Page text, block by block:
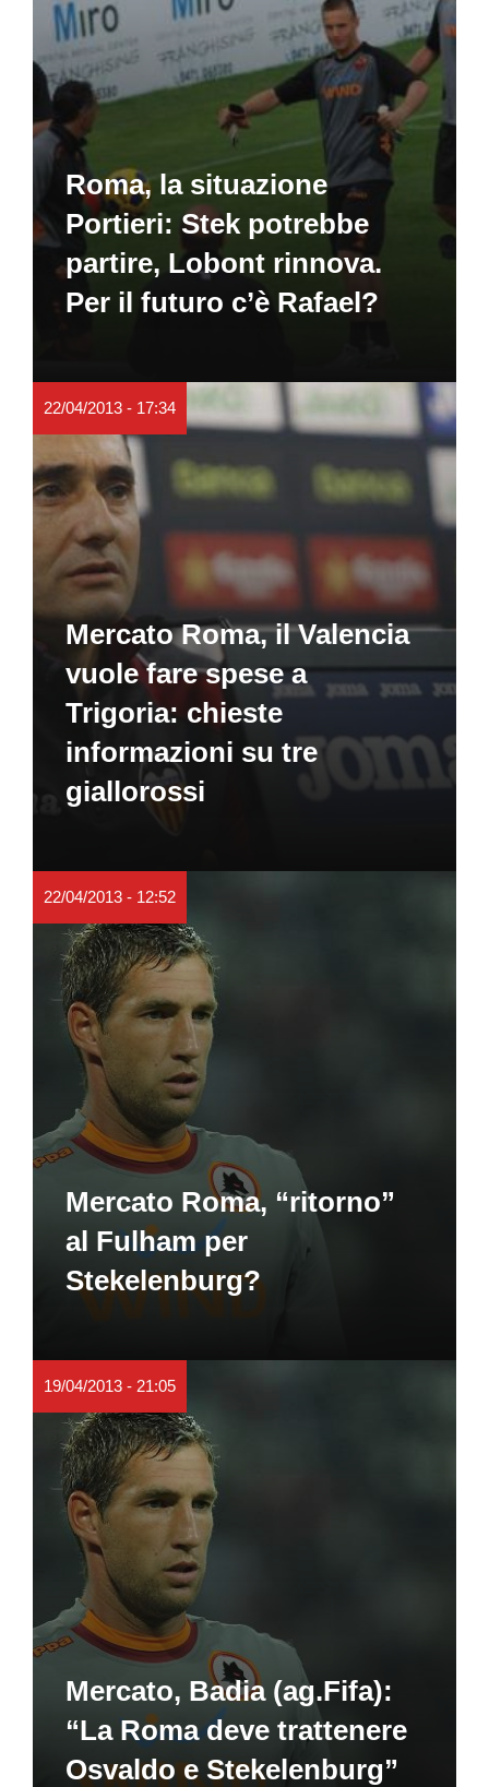
Roma, la situazione
Portieri: Stek potrebbe
partire, Lobont rinnova.
Per il futuro c’è Rafael?
22/04/2013 - 17:34
Mercato Roma, il Valencia
vuole fare spese a
Trigoria: chieste
informazioni su tre
giallorossi
22/04/2013 - 12:52
Mercato Roma, “ritorno”
al Fulham per
Stekelenburg?
19/04/2013 - 21:05
Mercato, Badia (ag.Fifa):
“La Roma deve trattenere
Osvaldo e Stekelenburg”